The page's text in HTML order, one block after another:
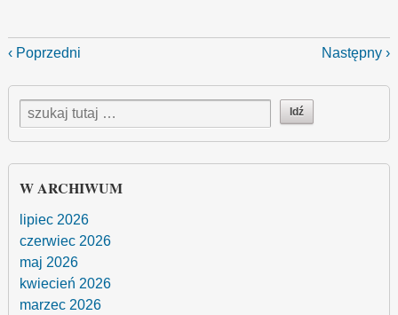
‹ Poprzedni Następny ›
W ARCHIWUM
lipiec 2026
czerwiec 2026
maj 2026
kwiecień 2026
marzec 2026